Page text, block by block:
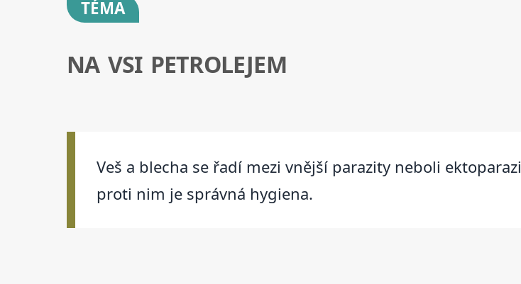
TÉMA
NA VSI PETROLEJEM
Veš a blecha se řadí mezi vnější parazity neboli
proti nim je správná hygiena.